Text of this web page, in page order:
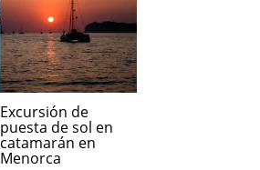
Excursión de
puesta de sol en
catamarán en
Menorca